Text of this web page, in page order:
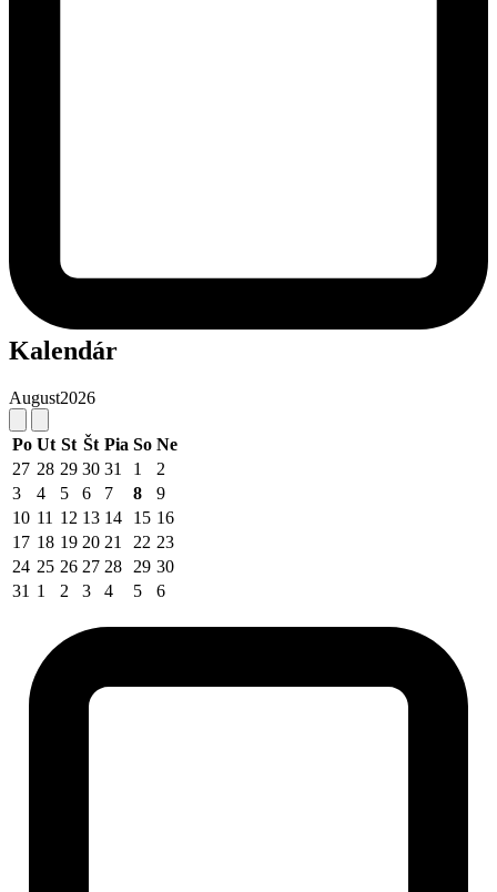
Kalendár
August2026
Po Ut St Št Pia So Ne
27 28 29 30 31 1
2
3
4 5 6 7 8
9
10 11 12 13 14 15 16
17 18 19 20 21 22 23
24 25 26 27 28 29 30
31 1 2 3 4 5 6